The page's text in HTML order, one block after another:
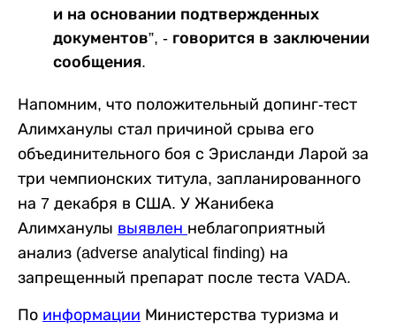
и на основании подтвержденных
документов”, - говорится в заключении
сообщения.
Напомним, что положительный допинг-тест
Алимханулы стал причиной срыва его
объединительного боя с Эрисланди Ларой за
три чемпионских титула, запланированного
на 7 декабря в США. У Жанибека
Алимханулы выявлен неблагоприятный
анализ (adverse analytical finding) на
запрещенный препарат после теста VADA.
По информации Министерства туризма и